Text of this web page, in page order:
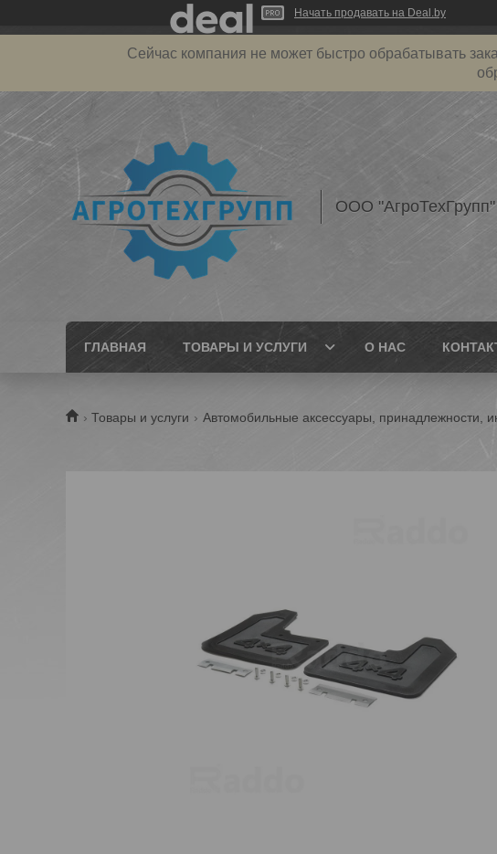
Начать продавать на Deal.by
Сейчас компания не может быстро обрабатывать
ООО "АгроТехГрупп"
ГЛАВНАЯ ТОВАРЫ И УСЛУГИ О НАС
Товары и услуги Автомобильные аксессуары, принадлежности,